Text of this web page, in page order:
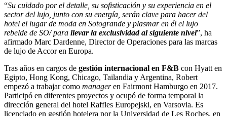
“Su cuidado por el detalle, su sofisticación y su experiencia en el
sector del lujo, junto con su energía, serán clave para hacer del
hotel el lugar de moda en Sotogrande y plasmar en él el lujo
rebelde de SO/ para llevar la exclusividad al siguiente nivel”, ha
afirmado Marc Dardenne, Director de Operaciones para las marcas
de lujo de Accor en Europa.
Tras años en cargos de gestión internacional en F&B con Hyatt en
Egipto, Hong Kong, Chicago, Tailandia y Argentina, Robert
empezó a trabajar como manageren Fairmont Hamburgo en 2017.
Participó en diferentes proyectos y ocupó de forma temporal la
dirección general del hotel Raffles Europejski, en Varsovia. Es
licenciado en gestión hotelera por la Universidad de Les Roches, en